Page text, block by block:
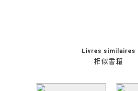
相似書籍
Livres similaires